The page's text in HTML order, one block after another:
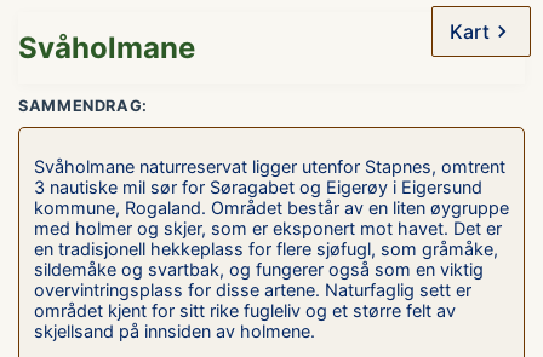
Kart
Svåholmane
SAMMENDRAG:
Svåholmane naturreservat ligger utenfor Stapnes, omtrent
3 nautiske mil sør for Søragabet og Eigerøy i Eigersund
kommune, Rogaland. Området består av en liten øygruppe
med holmer og skjer, som er eksponert mot havet. Det er
en tradisjonell hekkeplass for flere sjøfugl, som gråmåke,
sildemåke og svartbak, og fungerer også som en viktig
overvintringsplass for disse artene. Naturfaglig sett er
området kjent for sitt rike fugleliv og et større felt av
skjellsand på innsiden av holmene.